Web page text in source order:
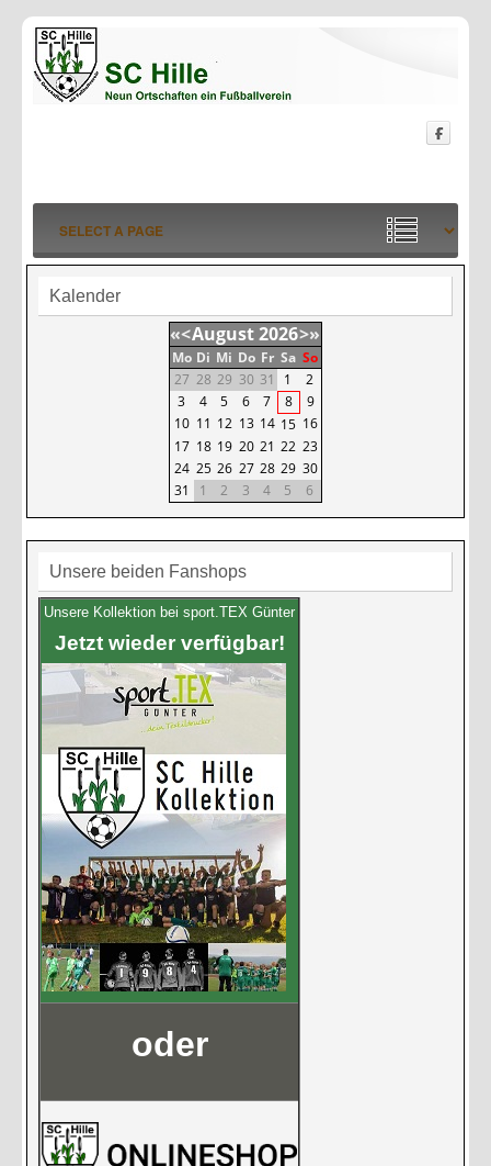
Kalender
«<August2026>»
Mo Di Mi Do Fr Sa So
27 28 29 30 31 1
2
3
4 5 6 7 8
9
10 11 12 13 14 15 16
17 18 19 20 21 22 23
24 25 26 27 28 29 30
31
1 2 3 4 5 6
Unsere beiden Fanshops
Unsere Kollektion bei sport.TEX Günter
Jetzt wieder verfügbar!
oder